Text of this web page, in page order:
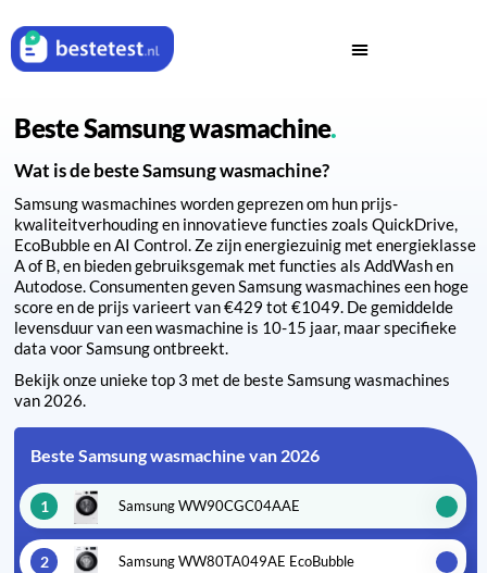
Beste Samsung wasmachine
Wat is de beste Samsung wasmachine?
Samsung wasmachines worden geprezen om hun prijs-
kwaliteitverhouding en innovatieve functies zoals QuickDrive,
EcoBubble en AI Control. Ze zijn energiezuinig met energieklasse
A of B, en bieden gebruiksgemak met functies als AddWash en
Autodose. Consumenten geven Samsung wasmachines een hoge
score en de prijs varieert van €429 tot €1049. De gemiddelde
levensduur van een wasmachine is 10-15 jaar, maar specifieke
data voor Samsung ontbreekt.
Bekijk onze unieke top 3 met de beste Samsung wasmachines
van 2026.
Beste Samsung wasmachine van 2026
1 Samsung WW90CGC04AAE
2 Samsung WW80TA049AE EcoBubble